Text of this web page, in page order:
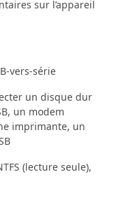
sur l’appareil
vers-série
un disque dur
un modem
imprimante, un
(lecture seule),